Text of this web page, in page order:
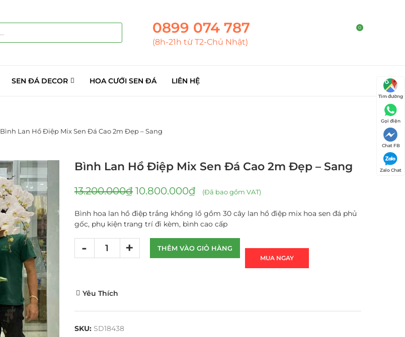
0899 074 787
(8h-21h từ T2-Chủ Nhật)
0
SEN ĐÁ DECOR HOA CƯỚI SEN ĐÁ LIÊN HỆ
Bình Lan Hồ Điệp Mix Sen Đá Cao 2m Đẹp – Sang
Bình Lan Hồ Điệp Mix Sen Đá Cao 2m Đẹp – Sang
13.200.000₫ 10.800.000₫ (Đã bao gồm VAT)
Bình hoa lan hồ điệp trắng khổng lồ gồm 30 cây lan hồ điệp mix hoa sen đá phủ
gốc, phụ kiện trang trí đi kèm, bình cao cấp
THÊM VÀO GIỎ HÀNG
MUA NGAY
Yêu Thích
SKU: SD18438
Tìm đường
Gọi điện
Chat FB
Zalo Chat